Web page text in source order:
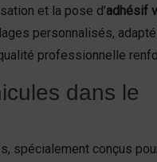
et la pose d’adhésif
personnalisés,
professionnelle
dans le
spécialement conçus